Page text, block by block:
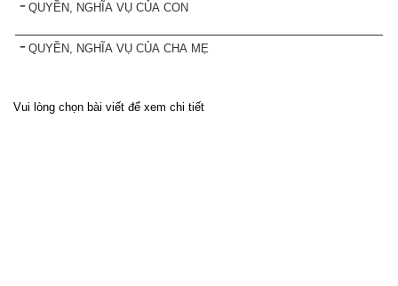
QUYỀN, NGHĨA VỤ CỦA CON
QUYỀN, NGHĨA VỤ CỦA CHA MẸ
Vui lòng chọn bài viết để xem chi tiết